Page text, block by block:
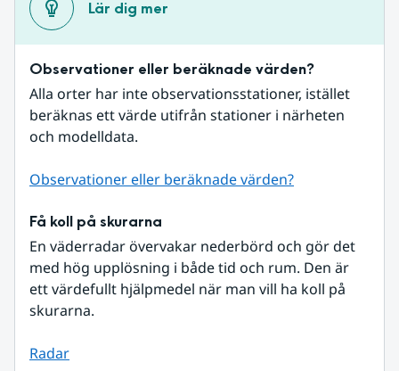
Lär dig mer
Observationer eller beräknade värden?
Alla orter har inte observationsstationer, istället
beräknas ett värde utifrån stationer i närheten
och modelldata.
Observationer eller beräknade värden?
Få koll på skurarna
En väderradar övervakar nederbörd och gör det
med hög upplösning i både tid och rum. Den är
ett värdefullt hjälpmedel när man vill ha koll på
skurarna.
Radar